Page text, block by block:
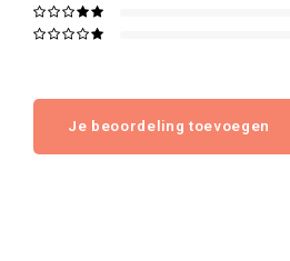
Je beoordeling toevoegen